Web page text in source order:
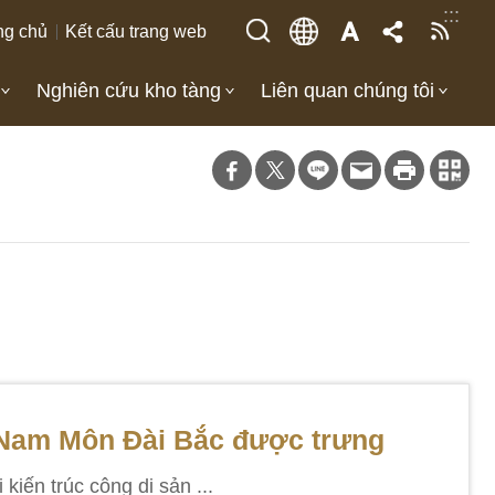
:::
chủ Kết cấu trang web
Nghiên cứu kho tàng Liên quan chúng tôi
Môn Đài Bắc được trưng
trúc công di sản ...